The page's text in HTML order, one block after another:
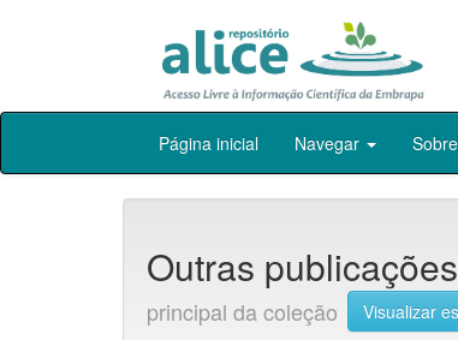
Skip
Página inicial Navegar Sobre
Outras
principal da coleção
Visualizar